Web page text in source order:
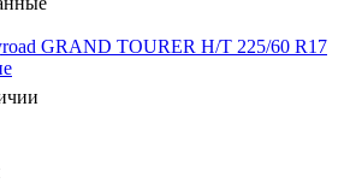
GRAND TOURER H/T 225/60 R17